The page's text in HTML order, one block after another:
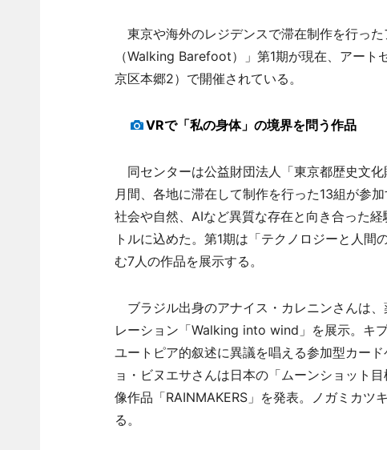
東京や海外のレジデンスで滞在制作を行っ
（Walking Barefoot）」第1期が現在、アー
京区本郷2）で開催されている。
VRで「私の身体」の境界を問う作品
同センターは公益財団法人「東京都歴史文
月間、各地に滞在して制作を行った13組が参
社会や自然、AIなど異質な存在と向き合った
トルに込めた。第1期は「テクノロジーと人
む7人の作品を展示する。
ブラジル出身のアナイス・カレニンさんは
レーション「Walking into wind」を展示。キ
ユートピア的叙述に異議を唱える参加型カー
ョ・ビヌエサさんは日本の「ムーンショット
像作品「RAINMAKERS」を発表。ノガミカツ
る。